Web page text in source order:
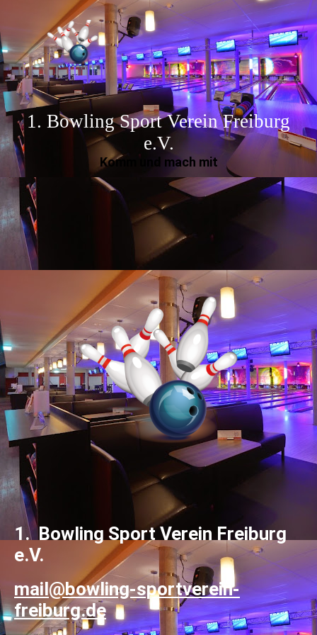
1. Bowling Sport Verein Freiburg
e.V.
Komm und mach mit
1. Bowling Sport Verein Freiburg
e.V.
mail@bowling-sportverein-
freiburg.de